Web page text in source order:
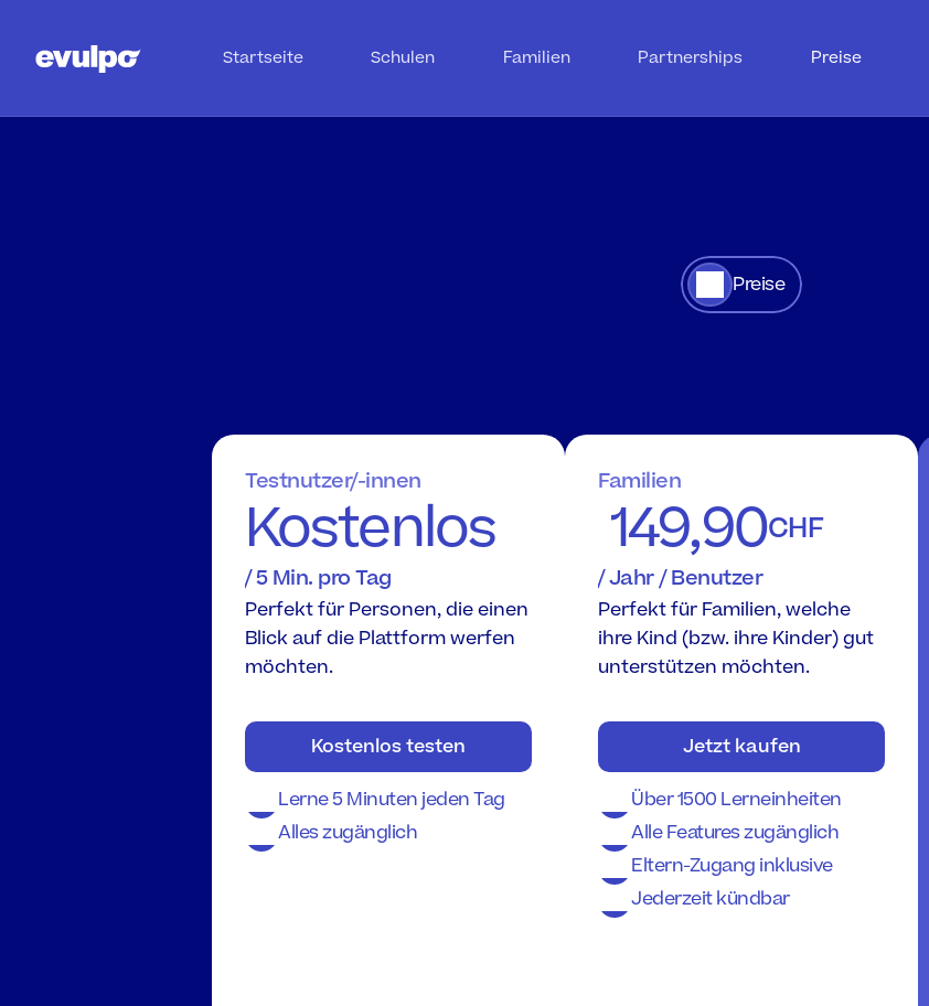
Startseite Schulen Familien Partnerships Preise
Preise
Testnutzer/-innen
Kostenlos
/ 5 Min. pro Tag
Perfekt für Personen, die einen
Blick auf die Plattform werfen
möchten.
Kostenlos testen
Lerne 5 Minuten jeden Tag
Alles zugänglich
Familien
149,90CHF
/ Jahr / Benutzer
Perfekt für Familien, welche
ihre Kind (bzw. ihre Kinder) gut
unterstützen möchten.
Jetzt kaufen
Über 1500 Lerneinheiten
Alle Features zugänglich
Eltern-Zugang inklusive
Jederzeit kündbar